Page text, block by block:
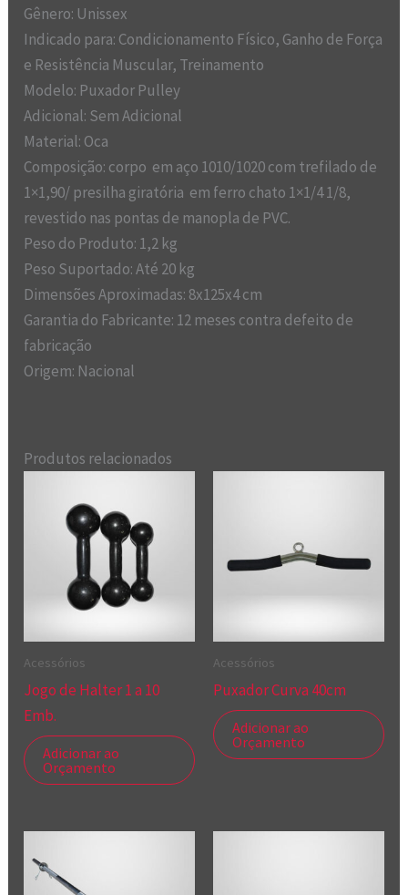
Gênero: Unissex
Indicado para: Condicionamento Físico, Ganho de Força
e Resistência Muscular, Treinamento
Modelo: Puxador Pulley
Adicional: Sem Adicional
Material: Oca
Composição: corpo em aço 1010/1020 com trefilado de
1×1,90/ presilha giratória em ferro chato 1×1/4 1/8,
revestido nas pontas de manopla de PVC.
Peso do Produto: 1,2 kg
Peso Suportado: Até 20 kg
Dimensões Aproximadas: 8x125x4 cm
Garantia do Fabricante: 12 meses contra defeito de
fabricação
Origem: Nacional
Produtos relacionados
Acessórios
Jogo de Halter 1 a 10
Emb.
Adicionar ao
Orçamento
Acessórios
Puxador Curva 40cm
Adicionar ao
Orçamento